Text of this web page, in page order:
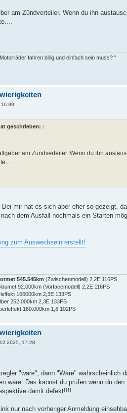
am Zündverteiler. Wenn du ihn
fahren billig und einfach sein muss? "
16:00
geschrieben: ↑
am Zündverteiler. Wenn du ihn
mir hat es sich aber eher so gezeigt,
dem Ausfall nochmals ein Starten
zum Auswechseln erstellt!
545.545km (Zwischenmodell) 2,2E 116PS
92.000km (Vorfacemodell) 2,2E 116PS
166000km 2,3E 133PS
252.000km 2,3E 133PS
160.000km 1,6 102PS
17:28
"wäre", dann "Wäre" wahrscheinlich
wäre. Das kannst du prüfen wenn du
damit defekt!!!!
nur nach vorheriger Anmeldung